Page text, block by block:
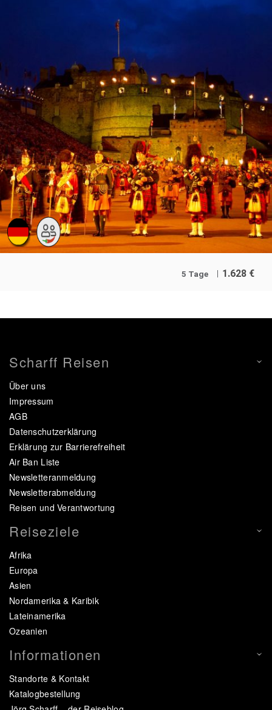
5 Tage 1.628 €
Scharff Reisen
Über uns
Impressum
AGB
Datenschutzerklärung
Erklärung zur Barrierefreiheit
Air Ban Liste
Newsletteranmeldung
Newsletterabmeldung
Reisen und Verantwortung
Reiseziele
Afrika
Europa
Asien
Nordamerika & Karibik
Lateinamerika
Ozeanien
Informationen
Standorte & Kontakt
Katalogbestellung